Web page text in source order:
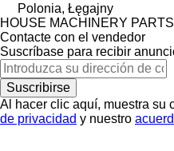
Polonia, Łęgajny
HOUSE MACHINERY
Contacte con el vendedor
Suscríbase para recibir
Suscribirse
Al hacer clic aquí, muestra su
de privacidad y nuestro